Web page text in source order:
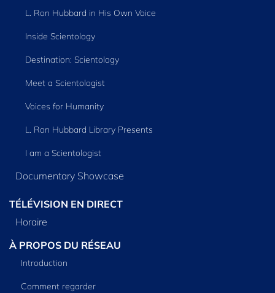
L. Ron Hubbard in His Own Voice
Inside Scientology
Destination: Scientology
Meet a Scientologist
Voices for Humanity
L. Ron Hubbard Library Presents
I am a Scientologist
Documentary Showcase
TÉLÉVISION EN DIRECT
Horaire
À PROPOS DU RÉSEAU
Introduction
Comment regarder